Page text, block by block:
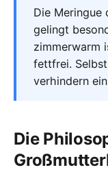
Die Meringue
gelingt
zimmerwarm
fettfrei.
verhindern
Die